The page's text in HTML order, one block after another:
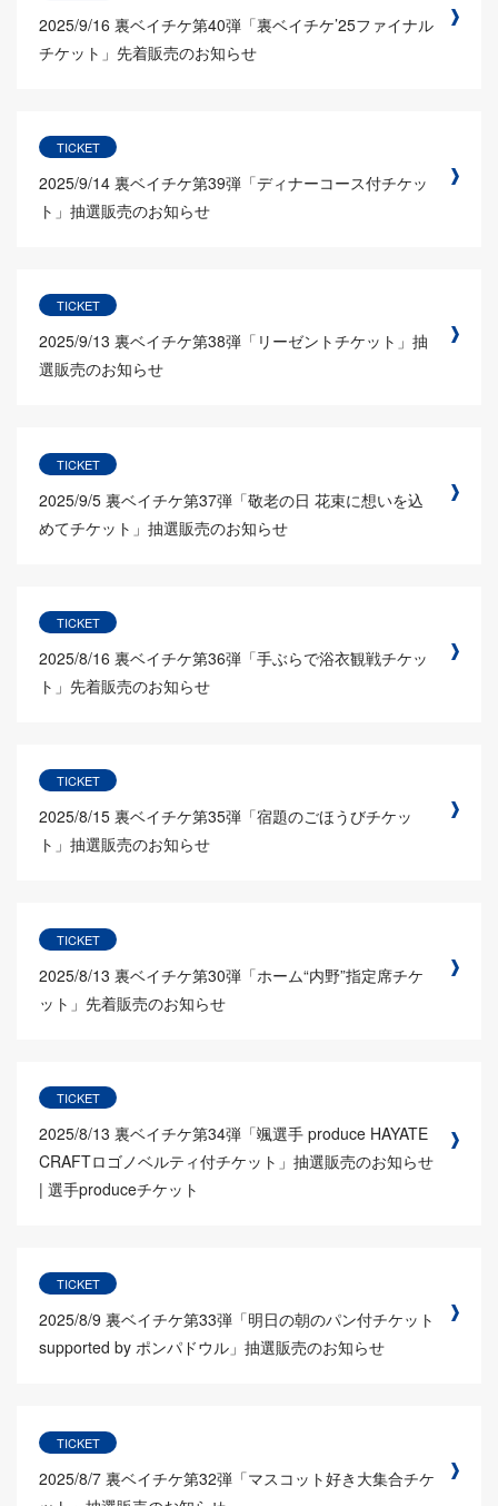
2025/9/16 裏ベイチケ第40弾「裏ベイチケ’25ファイナル
チケット」先着販売のお知らせ
TICKET
2025/9/14 裏ベイチケ第39弾「ディナーコース付チケッ
ト」抽選販売のお知らせ
TICKET
2025/9/13 裏ベイチケ第38弾「リーゼントチケット」抽
選販売のお知らせ
TICKET
2025/9/5 裏ベイチケ第37弾「敬老の日 花束に想いを込
めてチケット」抽選販売のお知らせ
TICKET
2025/8/16 裏ベイチケ第36弾「手ぶらで浴衣観戦チケッ
ト」先着販売のお知らせ
TICKET
2025/8/15 裏ベイチケ第35弾「宿題のごほうびチケッ
ト」抽選販売のお知らせ
TICKET
2025/8/13 裏ベイチケ第30弾「ホーム“内野”指定席チケ
ット」先着販売のお知らせ
TICKET
2025/8/13 裏ベイチケ第34弾「颯選手 produce HAYATE
CRAFTロゴノベルティ付チケット」抽選販売のお知らせ
| 選手produceチケット
TICKET
2025/8/9 裏ベイチケ第33弾「明日の朝のパン付チケット
supported by ポンパドウル」抽選販売のお知らせ
TICKET
2025/8/7 裏ベイチケ第32弾「マスコット好き大集合チケ